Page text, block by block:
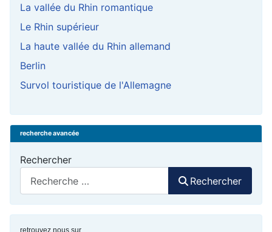
La vallée du Rhin romantique
Le Rhin supérieur
La haute vallée du Rhin allemand
Berlin
Survol touristique de l'Allemagne
recherche avancée
Rechercher
Rechercher
retrouvez nous sur